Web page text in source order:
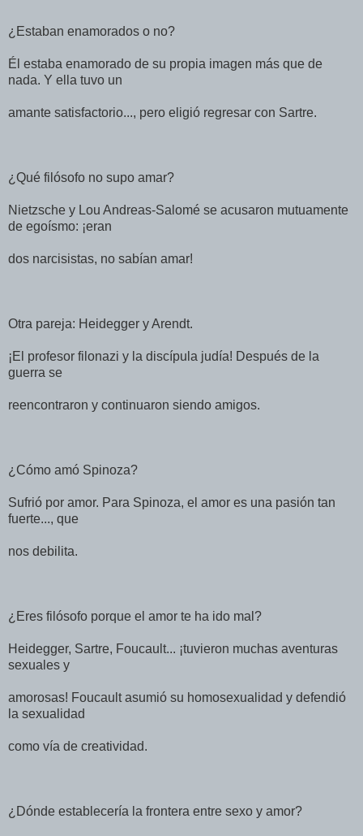
¿Estaban enamorados o no?
Él estaba enamorado de su propia imagen más que de
nada. Y ella tuvo un
amante satisfactorio..., pero eligió regresar con Sartre.
¿Qué filósofo no supo amar?
Nietzsche y Lou Andreas-Salomé se acusaron mutuamente
de egoísmo: ¡eran
dos narcisistas, no sabían amar!
Otra pareja: Heidegger y Arendt.
¡El profesor filonazi y la discípula judía! Después de la
guerra se
reencontraron y continuaron siendo amigos.
¿Cómo amó Spinoza?
Sufrió por amor. Para Spinoza, el amor es una pasión tan
fuerte..., que
nos debilita.
¿Eres filósofo porque el amor te ha ido mal?
Heidegger, Sartre, Foucault... ¡tuvieron muchas aventuras
sexuales y
amorosas! Foucault asumió su homosexualidad y defendió
la sexualidad
como vía de creatividad.
¿Dónde establecería la frontera entre sexo y amor?